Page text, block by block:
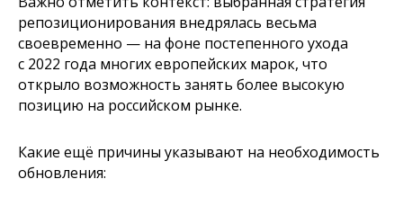
репозиционирования внедрялась весьма
своевременно — на фоне постепенного ухода
с 2022 года многих европейских марок, что
открыло возможность занять более высокую
позицию на российском рынке.
Какие ещё причины указывают на необходимость
обновления: